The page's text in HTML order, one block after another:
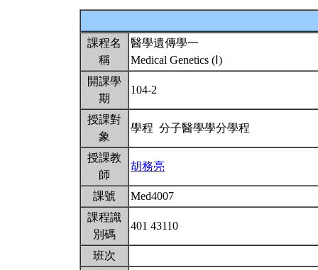
課程名
稱
醫學遺傳學一
Medical Genetics (Ⅰ)
開課學
期
104-2
授課對
象
學程 分子醫學學分學程
授課教
師
胡務亮
課號
Med4007
課程識
別碼
401 43110
班次